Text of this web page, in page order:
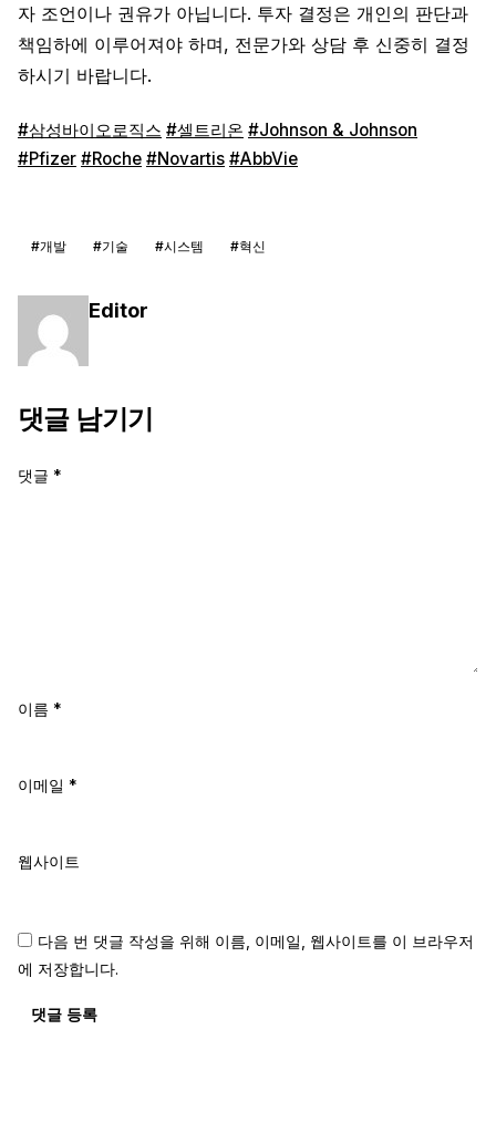
자 조언이나 권유가 아닙니다. 투자 결정은 개인의 판단과
책임하에 이루어져야 하며, 전문가와 상담 후 신중히 결정
하시기 바랍니다.
#삼성바이오로직스 #셀트리온 #Johnson & Johnson
#Pfizer #Roche #Novartis #AbbVie
#개발 #기술 #시스템 #혁신
Editor
댓글 남기기
댓글 *
이름 *
이메일 *
웹사이트
다음 번 댓글 작성을 위해 이름, 이메일, 웹사이트를 이 브라우저
에 저장합니다.
댓글 등록